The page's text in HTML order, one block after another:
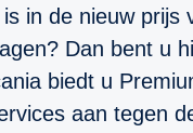
in de nieuw prijs
Dan bent u
biedt u
aan tegen